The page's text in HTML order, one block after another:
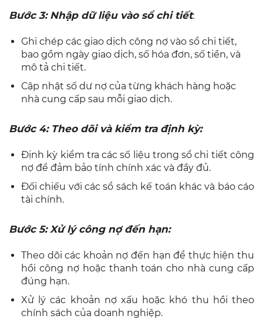
Bước 3: Nhập dữ liệu vào sổ chi tiết:
Ghi chép các giao dịch công nợ vào sổ chi tiết,
bao gồm ngày giao dịch, số hóa đơn, số tiền, và
mô tả chi tiết.
Cập nhật số dư nợ của từng khách hàng hoặc
nhà cung cấp sau mỗi giao dịch.
Bước 4: Theo dõi và kiểm tra định kỳ:
Định kỳ kiểm tra các số liệu trong sổ chi tiết công
nợ để đảm bảo tính chính xác và đầy đủ.
Đối chiếu với các sổ sách kế toán khác và báo cáo
tài chính.
Bước 5: Xử lý công nợ đến hạn:
Theo dõi các khoản nợ đến hạn để thực hiện thu
hồi công nợ hoặc thanh toán cho nhà cung cấp
đúng hạn.
Xử lý các khoản nợ xấu hoặc khó thu hồi theo
chính sách của doanh nghiệp.